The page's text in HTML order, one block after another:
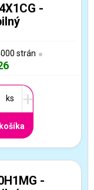
-
strán
+
-